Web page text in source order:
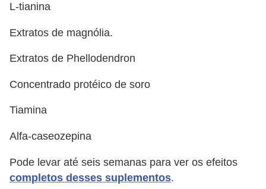
L-tianina
Extratos de magnólia.
Extratos de Phellodendron
Concentrado protéico de soro
Tiamina
Alfa-caseozepina
Pode levar até seis semanas para ver os efeitos
completos desses suplementos.
ú
a
n
m
a